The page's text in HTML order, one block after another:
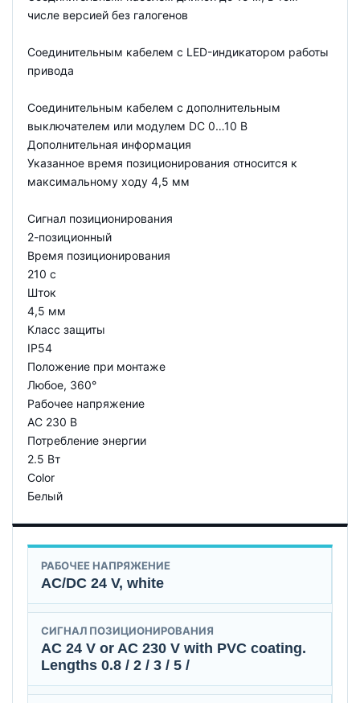
числе версией без галогенов
Соединительным кабелем с LED-индикатором работы
привода
Соединительным кабелем с дополнительным
выключателем или модулем DC 0…10 В
Дополнительная информация
Указанное время позиционирования относится к
максимальному ходу 4,5 мм
Сигнал позиционирования
2-позиционный
Время позиционирования
210 с
Шток
4,5 мм
Класс защиты
IP54
Положение при монтаже
Любое, 360°
Рабочее напряжение
AC 230 В
Потребление энергии
2.5 Вт
Color
Белый
РАБОЧЕЕ НАПРЯЖЕНИЕ
AC/DC 24 V, white
СИГНАЛ ПОЗИЦИОНИРОВАНИЯ
AC 24 V or AC 230 V with PVC coating.
Lengths 0.8 / 2 / 3 / 5 /